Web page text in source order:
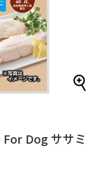
Dog ササミ